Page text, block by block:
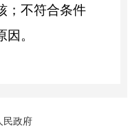
；不符合条件
。
查情况属实的
民政府